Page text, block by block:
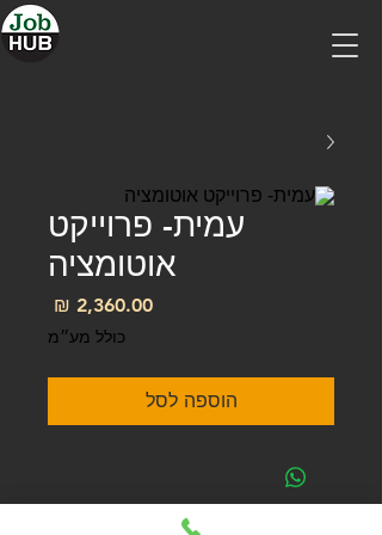
עמית- פרוייקט
אוטומציה
כולל מע״מ
הוספה לסל